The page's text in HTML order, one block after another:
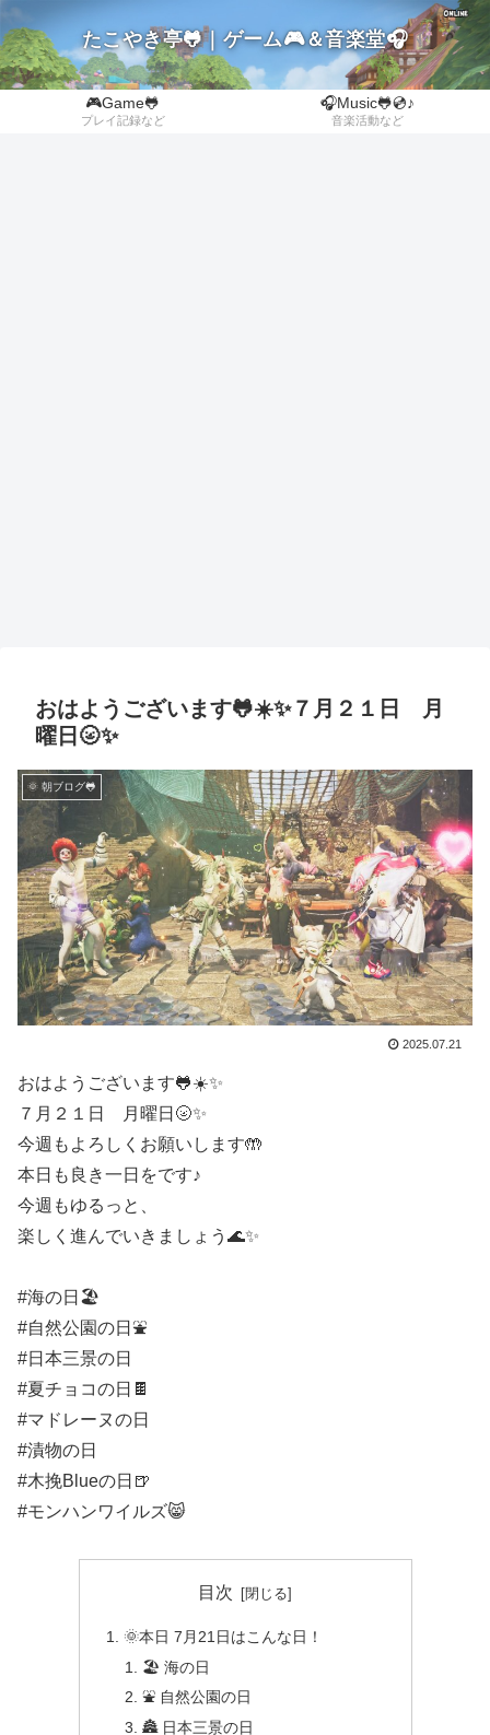
たこやき亭🐸｜ゲーム🎮＆音楽堂🎧
🎮Game🐸
プレイ記録など
🎧Music🐸💿♪
音楽活動など
おはようございます🐸☀️✨７月２１日 月
曜日🌝✨
🌞 朝ブログ🐸
2025.07.21
おはようございます🐸☀️✨
７月２１日 月曜日🌝✨
今週もよろしくお願いします🤲
本日も良き一日をです♪
今週もゆるっと、
楽しく進んでいきましょう🌊✨
#海の日🏖️
#自然公園の日⛲️
#日本三景の日
#夏チョコの日🍫
#マドレーヌの日
#漬物の日
#木挽Blueの日🍺
#モンハンワイルズ😸
目次
🌞本日 7月21日はこんな日！
🏖️ 海の日
⛲ 自然公園の日
🏯 日本三景の日